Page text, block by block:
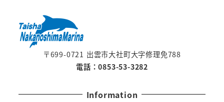
〒699-0721 出雲市大社町大字修理免788
電話：0853-53-3282
Information